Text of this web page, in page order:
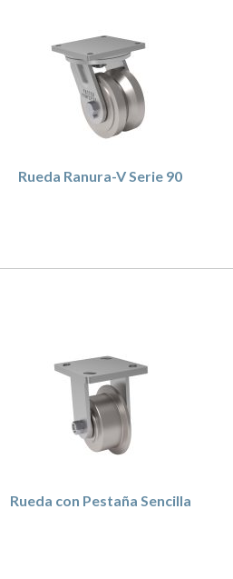
Rueda Ranura-V Serie 90
Rueda con Pestaña Sencilla